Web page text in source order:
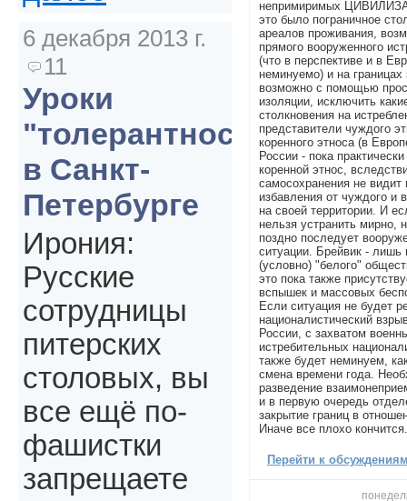
непримиримых
это было пограничное
ареалов проживания,
прямого вооруженного
(что в перспективе и в
неминуемо) и на
возможно с помощью
изоляции, исключить
столкновения на
представители чуждого
коренного этноса (в
России - пока
коренной этнос,
самосохранения не видит
избавления от чуждого и
на своей территории. И
нельзя устранить мирно,
поздно последует
ситуации. Брейвик - лишь
(условно) "белого"
это пока также
вспышек и массовых
Если ситуация не будет
националистический
России, с захватом
истребительных
также будет неминуем,
смена времени года.
разведение
и в первую очередь
закрытие границ в
Иначе все плохо кончится.
Перейти к
6 декабря 2013 г.
11
Уроки
"толерантности"
в Санкт-
Петербурге
Ирония:
Русские
сотрудницы
питерских
столовых, вы
все ещё по-
фашистки
запрещаете